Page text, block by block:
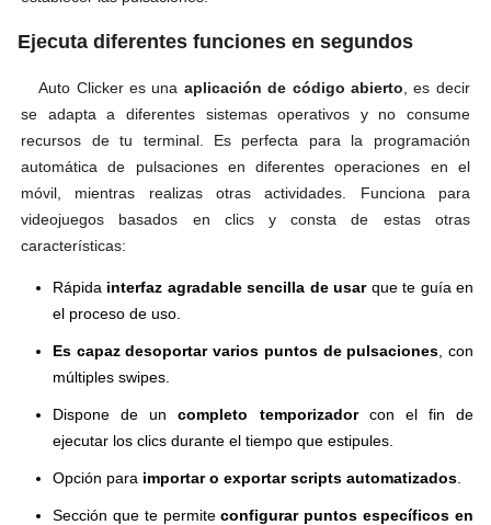
Ejecuta diferentes funciones en segundos
Auto Clicker es una aplicación de código abierto, es decir
se adapta a diferentes sistemas operativos y no consume
recursos de tu terminal. Es perfecta para la programación
automática de pulsaciones en diferentes operaciones en el
móvil, mientras realizas otras actividades. Funciona para
videojuegos basados en clics y consta de estas otras
características:
Rápida interfaz agradable sencilla de usarque te guía en
el proceso de uso.
Es capaz desoportar varios puntos de pulsaciones , con
múltiples swipes.
Dispone de uncompleto temporizadorcon el fin de
ejecutar los clics durante el tiempo que estipules.
Opción para importar o exportar scripts automatizados
Sección que te permiteconfigurar puntos específicos en